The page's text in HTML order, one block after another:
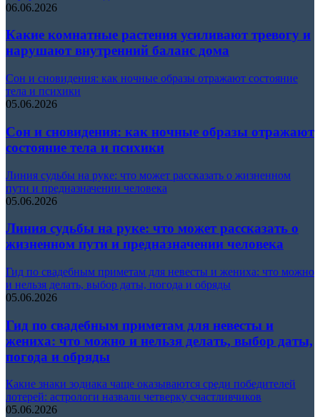
06.06.2026
Какие комнатные растения усиливают тревогу и
нарушают внутренний баланс дома
Сон и сновидения: как ночные образы отражают состояние
тела и психики
05.06.2026
Сон и сновидения: как ночные образы отражают
состояние тела и психики
Линия судьбы на руке: что может рассказать о жизненном
пути и предназначении человека
05.06.2026
Линия судьбы на руке: что может рассказать о
жизненном пути и предназначении человека
Гид по свадебным приметам для невесты и жениха: что можно
и нельзя делать, выбор даты, погода и обряды
05.06.2026
Гид по свадебным приметам для невесты и
жениха: что можно и нельзя делать, выбор даты,
погода и обряды
Какие знаки зодиака чаще оказываются среди победителей
лотерей: астрологи назвали четверку счастливчиков
05.06.2026